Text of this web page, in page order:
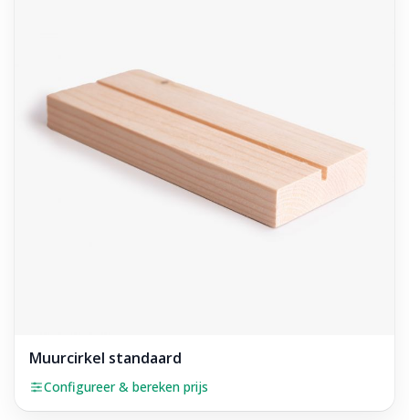
Muurcirkel standaard
Configureer & bereken prijs